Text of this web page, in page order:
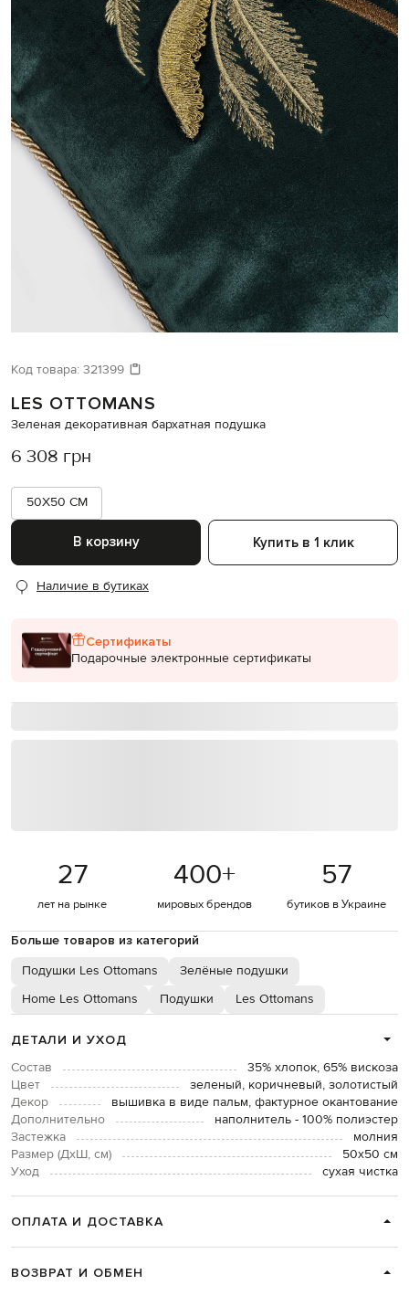
Код товара: 321399
LES OTTOMANS
Зеленая декоративная бархатная подушка
6 308 грн
50X50 CM
В корзину Купить в 1 клик
Наличие в бутиках
Сертификаты
Подарочные электронные сертификаты
27
лет на рынке
400+
мировых брендов
57
бутиков в Украине
Больше товаров из категорий
Подушки Les Ottomans
Зелёные подушки
Home Les Ottomans
Подушки Les Ottomans
ДЕТАЛИ И УХОД
Состав
35% хлопок, 65% вискоза
Цвет
зеленый, коричневый, золотистый
Декор
вышивка в виде пальм, фактурное окантование
Дополнительно
наполнитель - 100% полиэстер
Застежка
молния
Размер (ДхШ, см)
50х50 см
Уход
сухая чистка
ОПЛАТА И ДОСТАВКА
ВОЗВРАТ И ОБМЕН